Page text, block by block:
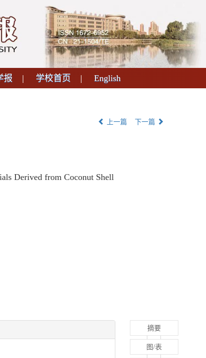
报 学校首页 English
上一篇 下一篇
Derived from Coconut Shell
摘要
图/表